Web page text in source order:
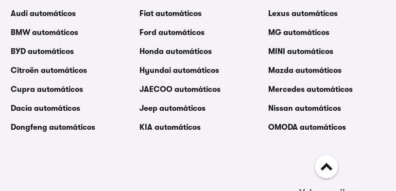
Audi automáticos
BMW automáticos
BYD automáticos
Citroën automáticos
Cupra automáticos
Dacia automáticos
Dongfeng automáticos
Fiat automáticos
Ford automáticos
Honda automáticos
Hyundai automáticos
JAECOO automáticos
Jeep automáticos
KIA automáticos
Lexus automáticos
MG automáticos
MINI automáticos
Mazda automáticos
Mercedes automáticos
Nissan automáticos
OMODA automáticos